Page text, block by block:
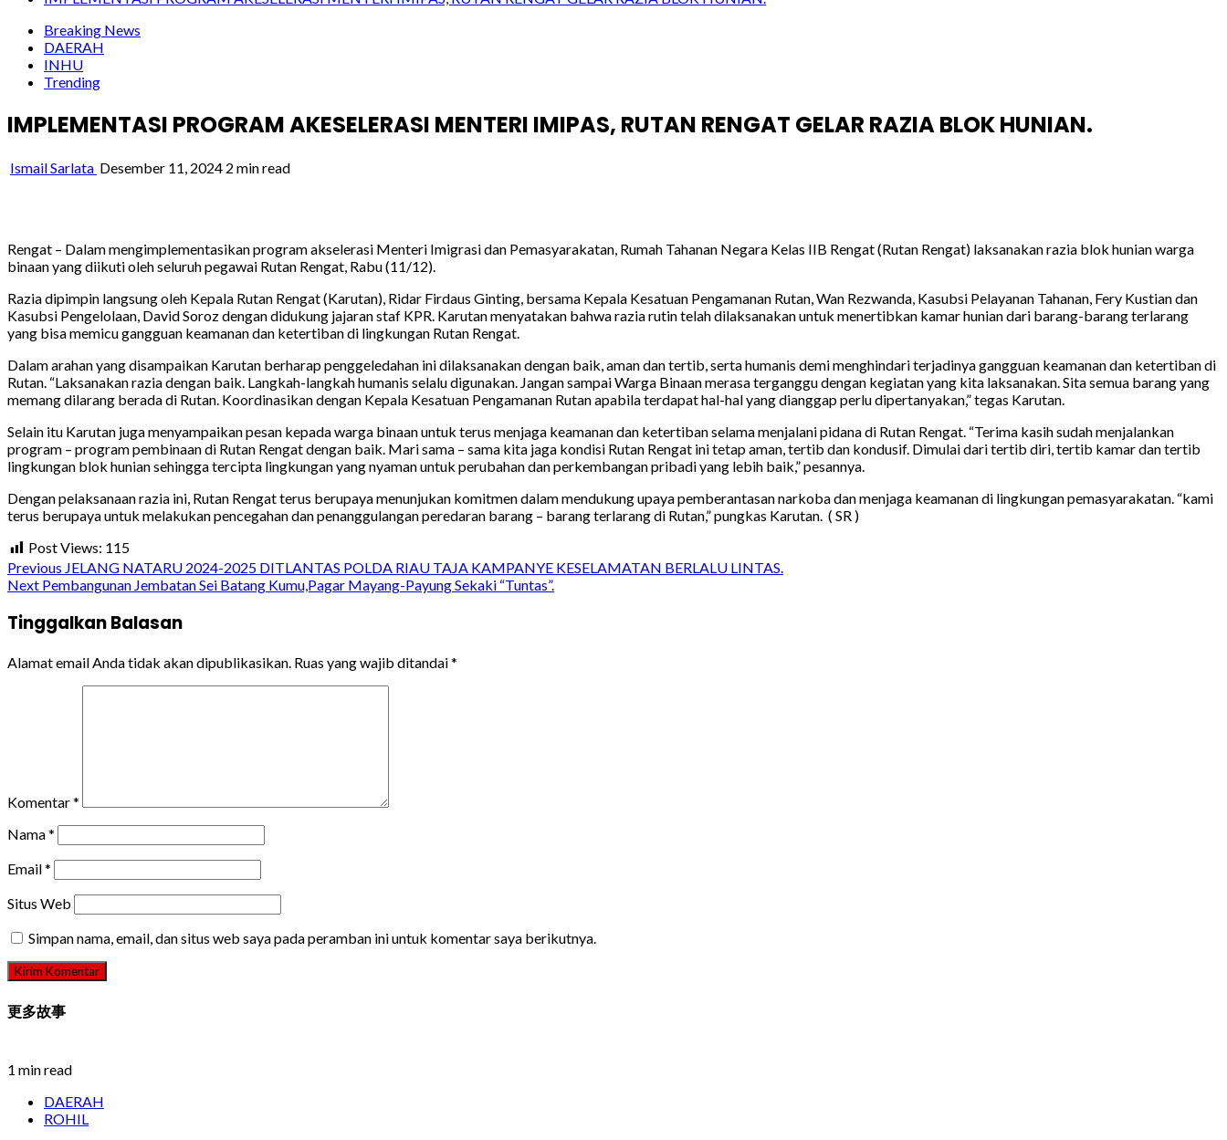
Breaking News
DAERAH
INHU
Trending
IMPLEMENTASI PROGRAM AKESELERASI MENTERI IMIPAS, RUTAN RENGAT GELAR RAZIA BLOK HUNIAN.
Ismail Sarlata Desember 11, 2024 2 min read
Rengat – Dalam mengimplementasikan program akselerasi Menteri Imigrasi dan Pemasyarakatan, Rumah Tahanan Negara Kelas IIB Rengat (Rutan Rengat) laksanakan razia blok hunian warga
binaan yang diikuti oleh seluruh pegawai Rutan Rengat, Rabu (11/12).
Razia dipimpin langsung oleh Kepala Rutan Rengat (Karutan), Ridar Firdaus Ginting, bersama Kepala Kesatuan Pengamanan Rutan, Wan Rezwanda, Kasubsi Pelayanan Tahanan, Fery Kustian dan
Kasubsi Pengelolaan, David Soroz dengan didukung jajaran staf KPR. Karutan menyatakan bahwa razia rutin telah dilaksanakan untuk menertibkan kamar hunian dari barang-barang terlarang
yang bisa memicu gangguan keamanan dan ketertiban di lingkungan Rutan Rengat.
Dalam arahan yang disampaikan Karutan berharap penggeledahan ini dilaksanakan dengan baik, aman dan tertib, serta humanis demi menghindari terjadinya gangguan keamanan dan ketertiban di
Rutan. “Laksanakan razia dengan baik. Langkah-langkah humanis selalu digunakan. Jangan sampai Warga Binaan merasa terganggu dengan kegiatan yang kita laksanakan. Sita semua barang yang
memang dilarang berada di Rutan. Koordinasikan dengan Kepala Kesatuan Pengamanan Rutan apabila terdapat hal-hal yang dianggap perlu dipertanyakan,” tegas Karutan.
Selain itu Karutan juga menyampaikan pesan kepada warga binaan untuk terus menjaga keamanan dan ketertiban selama menjalani pidana di Rutan Rengat. “Terima kasih sudah menjalankan
program – program pembinaan di Rutan Rengat dengan baik. Mari sama – sama kita jaga kondisi Rutan Rengat ini tetap aman, tertib dan kondusif. Dimulai dari tertib diri, tertib kamar dan tertib
lingkungan blok hunian sehingga tercipta lingkungan yang nyaman untuk perubahan dan perkembangan pribadi yang lebih baik,” pesannya.
Dengan pelaksanaan razia ini, Rutan Rengat terus berupaya menunjukan komitmen dalam mendukung upaya pemberantasan narkoba dan menjaga keamanan di lingkungan pemasyarakatan. “kami
terus berupaya untuk melakukan pencegahan dan penanggulangan peredaran barang – barang terlarang di Rutan,” pungkas Karutan. ( SR )
Post Views: 115
Continue
Previous JELANG NATARU 2024-2025 DITLANTAS POLDA RIAU TAJA KAMPANYE KESELAMATAN BERLALU LINTAS.
Next Pembangunan Jembatan Sei Batang Kumu,Pagar Mayang-Payung Sekaki “Tuntas”.
Tinggalkan Balasan
Alamat email Anda tidak akan dipublikasikan. Ruas yang wajib ditandai*
Komentar*
Nama*
Email*
Situs Web
Simpan nama, email, dan situs web saya pada peramban ini untuk komentar saya berikutnya.
更多故事
1 min read
DAERAH
ROHIL